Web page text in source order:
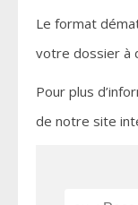
Le format
votre dossier à
Pour plus
de notre site